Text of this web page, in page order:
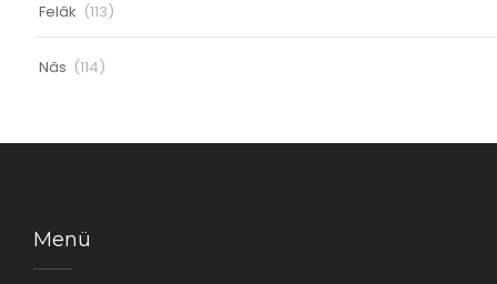
Felâk (113)
Nâs (114)
Menü